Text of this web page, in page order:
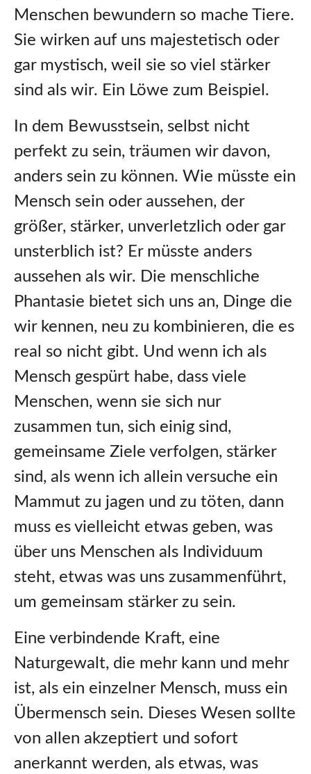
Menschen bewundern so mache Tiere.
Sie wirken auf uns majestetisch oder
gar mystisch, weil sie so viel stärker
sind als wir. Ein Löwe zum Beispiel.
In dem Bewusstsein, selbst nicht
perfekt zu sein, träumen wir davon,
anders sein zu können. Wie müsste ein
Mensch sein oder aussehen, der
größer, stärker, unverletzlich oder gar
unsterblich ist? Er müsste anders
aussehen als wir. Die menschliche
Phantasie bietet sich uns an, Dinge die
wir kennen, neu zu kombinieren, die es
real so nicht gibt. Und wenn ich als
Mensch gespürt habe, dass viele
Menschen, wenn sie sich nur
zusammen tun, sich einig sind,
gemeinsame Ziele verfolgen, stärker
sind, als wenn ich allein versuche ein
Mammut zu jagen und zu töten, dann
muss es vielleicht etwas geben, was
über uns Menschen als Individuum
steht, etwas was uns zusammenführt,
um gemeinsam stärker zu sein.
Eine verbindende Kraft, eine
Naturgewalt, die mehr kann und mehr
ist, als ein einzelner Mensch, muss ein
Übermensch sein. Dieses Wesen sollte
von allen akzeptiert und sofort
anerkannt werden, als etwas, was